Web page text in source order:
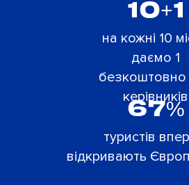
67%
туристів
відкривають
10+1
на кожні 10
даємо 1
безкоштовно
керівників